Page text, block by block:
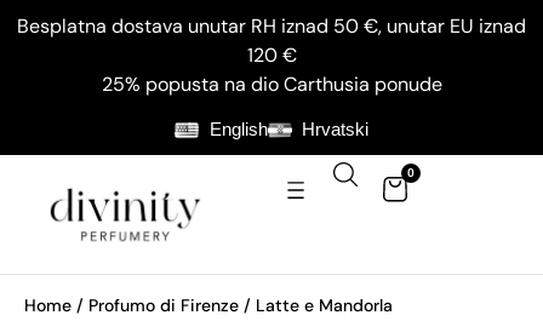
Besplatna dostava unutar RH iznad 50 €, unutar EU iznad
120 €
25% popusta na dio Carthusia ponude
English Hrvatski
0
Home / Profumo di Firenze / Latte e Mandorla